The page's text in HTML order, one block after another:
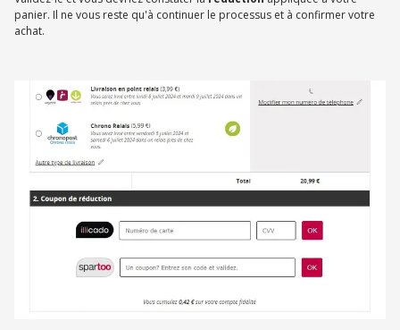
panier. Il ne vous reste qu'à continuer le processus et à confirmer votre
achat.